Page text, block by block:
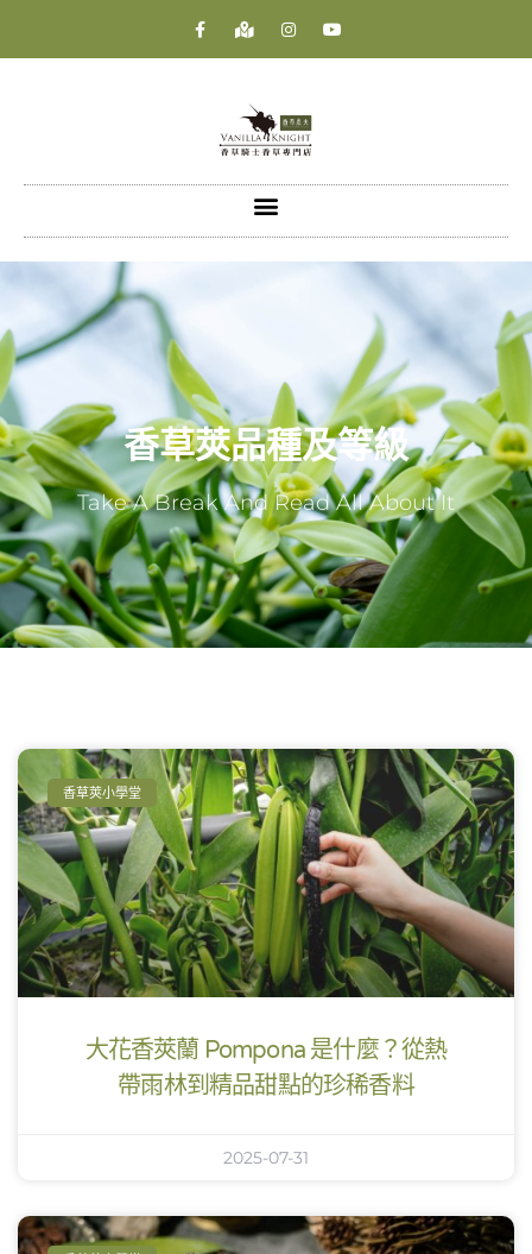
香草莢品種及等級
Take A Break And Read All About It
香草莢小學堂
大花香莢蘭 Pompona 是什麼？從熱
帶雨林到精品甜點的珍稀香料
2025-07-31